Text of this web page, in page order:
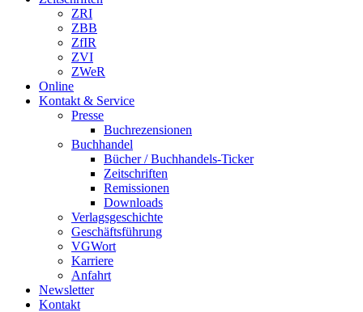
ZRI
ZBB
ZfIR
ZVI
ZWeR
Online
Kontakt & Service
Presse
Buchrezensionen
Buchhandel
Bücher / Buchhandels-Ticker
Zeitschriften
Remissionen
Downloads
Verlagsgeschichte
Geschäftsführung
VGWort
Karriere
Anfahrt
Newsletter
Kontakt